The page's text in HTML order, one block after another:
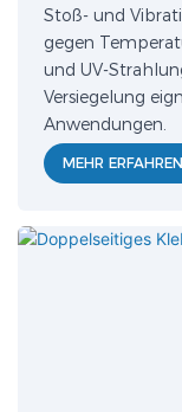
Stoß- und
gegen
und UV-
Versiegelung
Anwendungen.
MEHR